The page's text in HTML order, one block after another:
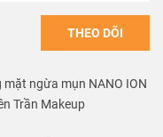
THEO DÕI
mặt ngừa mụn NANO ION
Trần Makeup